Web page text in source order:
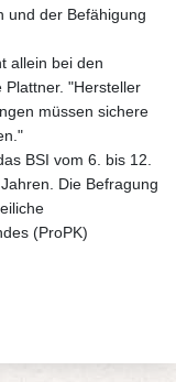
und der Befähigung
allein bei den
"Hersteller
müssen sichere
BSI vom 6. bis 12.
Die Befragung
(ProPK)